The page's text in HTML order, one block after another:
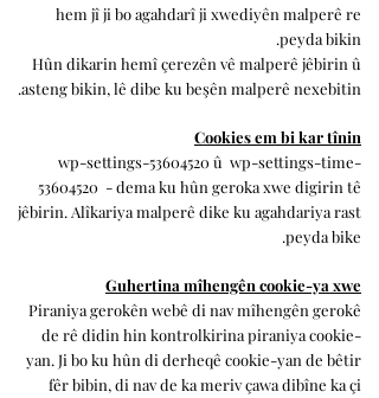
hem jî ji bo agahdarî ji xwediyên malperê re
peyda bikin.
Hûn dikarin hemî çerezên vê malperê jêbirin û
asteng bikin, lê dibe ku beşên malperê nexebitin.
Cookies em bi kar tînin
wp-settings-53604520 û wp-settings-time-
53604520 - dema ku hûn geroka xwe digirin tê
jêbirin. Alîkariya malperê dike ku agahdariya rast
peyda bike.
Guhertina mîhengên cookie-ya xwe
Piraniya gerokên webê di nav mîhengên gerokê
de rê didin hin kontrolkirina piraniya cookie-
yan. Ji bo ku hûn di derheqê cookie-yan de bêtir
fêr bibin, di nav de ka meriv çawa dibîne ka çi